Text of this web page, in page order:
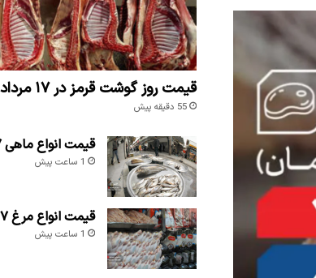
قیمت روز گوشت قرمز در ۱۷ مرداد ۱۴۰۵
55 دقیقه پیش
قیمت انواع ماهی ۱۷ مرداد ۱۴۰۵
1 ساعت پیش
قیمت انواع مرغ ۱۷ مرداد ۱۴۰۵
1 ساعت پیش